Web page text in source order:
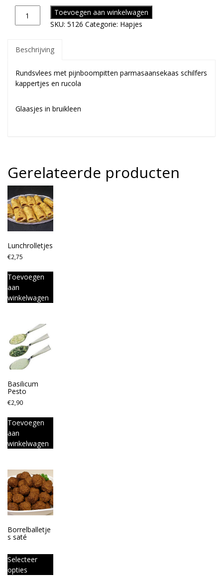
Toevoegen aan winkelwagen
SKU: 5126 Categorie: Hapjes
Beschrijving
Rundsvlees met pijnboompitten parmasaansekaas schilfers
kappertjes en rucola
Glaasjes in bruikleen
Gerelateerde producten
Lunchrolletjes
€2,75
Toevoegen
aan
winkelwagen
Basilicum
Pesto
€2,90
Toevoegen
aan
winkelwagen
Borrelballetje
s saté
Selecteer
opties